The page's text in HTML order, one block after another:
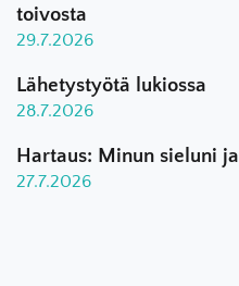
toivosta
29.7.2026
Lähetystyötä lukiossa
28.7.2026
Hartaus: Minun sieluni
27.7.2026